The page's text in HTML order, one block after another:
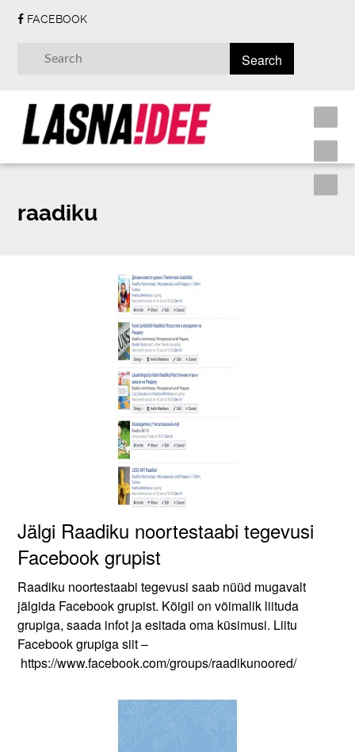
FACEBOOK
raadiku
Jälgi Raadiku noortestaabi tegevusi
Facebook grupist
Raadiku noortestaabi tegevusi saab nüüd mugavalt
jälgida Facebook grupist. Kõigil on võimalik liituda
grupiga, saada infot ja esitada oma küsimusi. Liitu
Facebook grupiga siit –
https://www.facebook.com/groups/raadikunoored/